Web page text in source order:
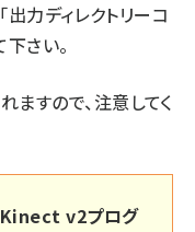
出力ディレクトリーコ
さい。
すので、注意してく
Kinect v2プログ